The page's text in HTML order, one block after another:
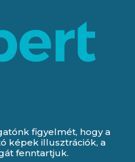
figyelmét, hogy a
képek illusztrációk, a
fenntartjuk.